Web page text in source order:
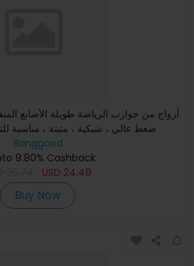
ضغط عالي ، شبكية ، متينة ، مناسبة
Banggood
9.80% Cashback
USD 24.49
Buy Now